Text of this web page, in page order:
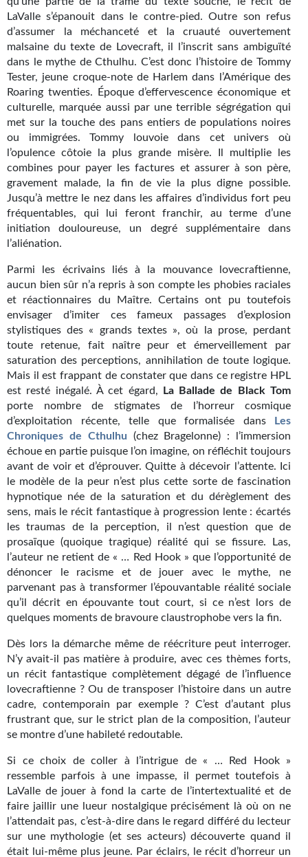
BIFROST
Tous les numéros
En numérique
S'abonner
Les critiques
Le blog
Le prix des lecteurs
GOODIES
Goodies Gotland
Tirages d’art Une Heure-Lumière
PLUS
À paraître
Revue de presse
Récompenses
Newsletter
Le Bélial' sur Youtube
LE BLOG BIFROST
Tous les articles
La Bibliothèque orbitale
Journal d'un homme des bois
FORUMS
CONTACT
Nous contacter
F.A.Q.
Soumettre un manuscrit
Support technique
LaValle s’épanouit dans le contre-pied. Outre son refus
d’assumer la méchanceté et la cruauté ouvertement
malsaine du texte de Lovecraft, il l’inscrit sans ambiguïté
dans le mythe de Cthulhu. C’est donc l’histoire de Tommy
Tester, jeune croque-note de Harlem dans l’Amérique des
Roaring twenties. Époque d’effervescence économique et
culturelle, marquée aussi par une terrible ségrégation qui
met sur la touche des pans entiers de populations noires
ou immigrées. Tommy louvoie dans cet univers où
l’opulence côtoie la plus grande misère. Il multiplie les
combines pour payer les factures et assurer à son père,
gravement malade, la fin de vie la plus digne possible.
Jusqu’à mettre le nez dans les affaires d’individus fort peu
fréquentables, qui lui feront franchir, au terme d’une
initiation douloureuse, un degré supplémentaire dans
l’aliénation.
Parmi les écrivains liés à la mouvance lovecraftienne,
aucun bien sûr n’a repris à son compte les phobies raciales
et réactionnaires du Maître. Certains ont pu toutefois
envisager d’imiter ces fameux passages d’explosion
stylistiques des « grands textes », où la prose, perdant
toute retenue, fait naître peur et émerveillement par
saturation des perceptions, annihilation de toute logique.
Mais il est frappant de constater que dans ce registre HPL
est resté inégalé. À cet égard,
La Ballade de Black Tom
porte nombre de stigmates de l’horreur cosmique
d’exploitation récente, telle que formalisée dans
Les
Chroniques de Cthulhu (chez Bragelonne) : l’immersion
échoue en partie puisque l’on imagine, on réfléchit toujours
avant de voir et d’éprouver. Quitte à décevoir l’attente. Ici
le modèle de la peur n’est plus cette sorte de fascination
hypnotique née de la saturation et du dérèglement des
sens, mais le récit fantastique à progression lente : écartés
les traumas de la perception, il n’est question que de
prosaïque (quoique tragique) réalité qui se fissure. Las,
l’auteur ne retient de « … Red Hook » que l’opportunité de
dénoncer le racisme et de jouer avec le mythe, ne
parvenant pas à transformer l’épouvantable réalité sociale
qu’il décrit en épouvante tout court, si ce n’est lors de
quelques moments de bravoure claustrophobe vers la fin.
Dès lors la démarche même de réécriture peut interroger.
N’y avait-il pas matière à produire, avec ces thèmes forts,
un récit fantastique complètement dégagé de l’influence
lovecraftienne ? Ou de transposer l’histoire dans un autre
cadre, contemporain par exemple ? C’est d’autant plus
frustrant que, sur le strict plan de la composition, l’auteur
se montre d’une habileté redoutable.
Si ce choix de coller à l’intrigue de « … Red Hook »
ressemble parfois à une impasse, il permet toutefois à
LaValle de jouer à fond la carte de l’intertextualité et de
faire jaillir une lueur nostalgique précisément là où on ne
l’attendait pas, c’est-à-dire dans le regard différé du lecteur
sur une mythologie (et ses acteurs) découverte quand il
était lui-même plus jeune. Par éclairs, le récit d’horreur un